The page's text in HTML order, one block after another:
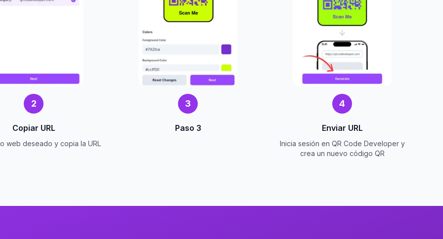
2
Copiar URL
web deseado y copia la URL
3
Paso 3
4
Enviar URL
Inicia sesión en QR Code Developer y
crea un nuevo código QR